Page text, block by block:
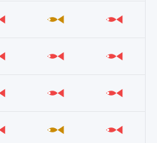
Слабо Средне Слабо
Слабо Слабо Слабо
Слабо Слабо Слабо
Слабо Средне Слабо